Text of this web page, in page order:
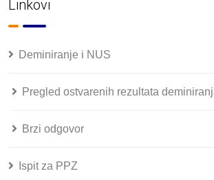
Linkovi
Deminiranje i NUS
Pregled ostvarenih rezultata
Brzi odgovor
Ispit za PPZ